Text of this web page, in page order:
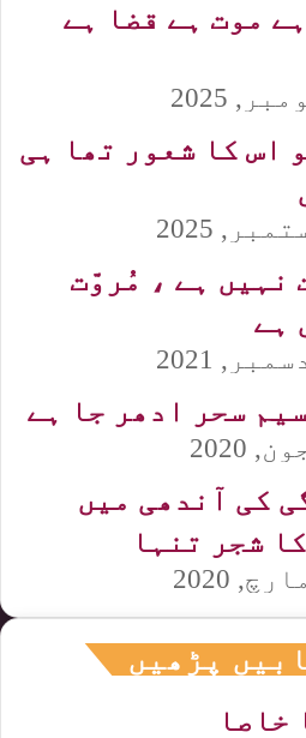
موت ہے قضا ہے
اس کا شعور تھا ہی
نہیں ہے ، مُروّت
ہے
سحر ادھر جا ہے
کی آندھی میں
شجر تنہا
پڑھیں
خاصا